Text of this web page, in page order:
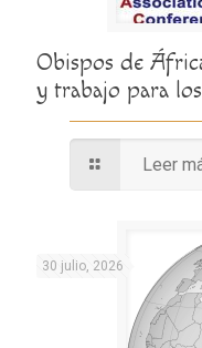
Obispos de
y trabajo para
Leer
30 julio, 2026